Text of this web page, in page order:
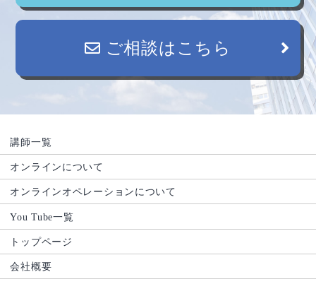
ご相談はこちら
講師一覧
オンラインについて
オンラインオペレーションについて
You Tube一覧
トップページ
会社概要